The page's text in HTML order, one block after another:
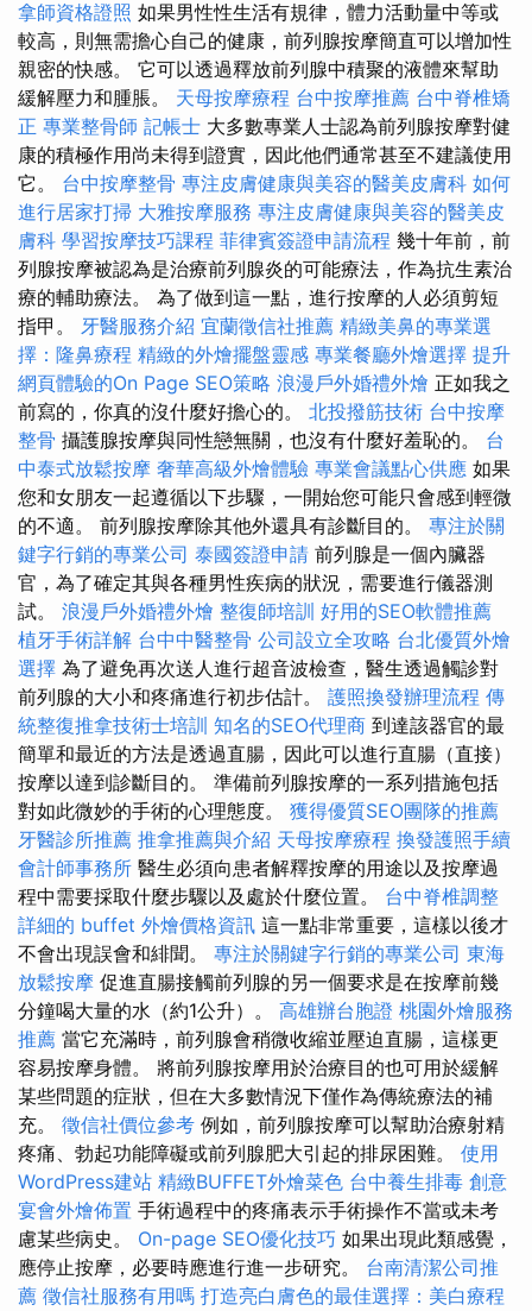
拿師資格證照 如果男性性生活有規律，體力活動量中等或
較高，則無需擔心自己的健康，前列腺按摩簡直可以增加性
親密的快感。 它可以透過釋放前列腺中積聚的液體來幫助
緩解壓力和腫脹。 天母按摩療程 台中按摩推薦 台中脊椎矯
正 專業整骨師 記帳士 大多數專業人士認為前列腺按摩對健
康的積極作用尚未得到證實，因此他們通常甚至不建議使用
它。 台中按摩整骨 專注皮膚健康與美容的醫美皮膚科 如何
進行居家打掃 大雅按摩服務 專注皮膚健康與美容的醫美皮
膚科 學習按摩技巧課程 菲律賓簽證申請流程 幾十年前，前
列腺按摩被認為是治療前列腺炎的可能療法，作為抗生素治
療的輔助療法。 為了做到這一點，進行按摩的人必須剪短
指甲。 牙醫服務介紹 宜蘭徵信社推薦 精緻美鼻的專業選
擇：隆鼻療程 精緻的外燴擺盤靈感 專業餐廳外燴選擇 提升
網頁體驗的On Page SEO策略 浪漫戶外婚禮外燴 正如我之
前寫的，你真的沒什麼好擔心的。 北投撥筋技術 台中按摩
整骨 攝護腺按摩與同性戀無關，也沒有什麼好羞恥的。 台
中泰式放鬆按摩 奢華高級外燴體驗 專業會議點心供應 如果
您和女朋友一起遵循以下步驟，一開始您可能只會感到輕微
的不適。 前列腺按摩除其他外還具有診斷目的。 專注於關
鍵字行銷的專業公司 泰國簽證申請 前列腺是一個內臟器
官，為了確定其與各種男性疾病的狀況，需要進行儀器測
試。 浪漫戶外婚禮外燴 整復師培訓 好用的SEO軟體推薦
植牙手術詳解 台中中醫整骨 公司設立全攻略 台北優質外燴
選擇 為了避免再次送人進行超音波檢查，醫生透過觸診對
前列腺的大小和疼痛進行初步估計。 護照換發辦理流程 傳
統整復推拿技術士培訓 知名的SEO代理商 到達該器官的最
簡單和最近的方法是透過直腸，因此可以進行直腸（直接）
按摩以達到診斷目的。 準備前列腺按摩的一系列措施包括
對如此微妙的手術的心理態度。 獲得優質SEO團隊的推薦
牙醫診所推薦 推拿推薦與介紹 天母按摩療程 換發護照手續
會計師事務所 醫生必須向患者解釋按摩的用途以及按摩過
程中需要採取什麼步驟以及處於什麼位置。 台中脊椎調整
詳細的 buffet 外燴價格資訊 這一點非常重要，這樣以後才
不會出現誤會和緋聞。 專注於關鍵字行銷的專業公司 東海
放鬆按摩 促進直腸接觸前列腺的另一個要求是在按摩前幾
分鐘喝大量的水（約1公升）。 高雄辦台胞證 桃園外燴服務
推薦 當它充滿時，前列腺會稍微收縮並壓迫直腸，這樣更
容易按摩身體。 將前列腺按摩用於治療目的也可用於緩解
某些問題的症狀，但在大多數情況下僅作為傳統療法的補
充。 徵信社價位參考 例如，前列腺按摩可以幫助治療射精
疼痛、勃起功能障礙或前列腺肥大引起的排尿困難。 使用
WordPress建站 精緻BUFFET外燴菜色 台中養生排毒 創意
宴會外燴佈置 手術過程中的疼痛表示手術操作不當或未考
慮某些病史。 On-page SEO優化技巧 如果出現此類感覺，
應停止按摩，必要時應進行進一步研究。 台南清潔公司推
薦 徵信社服務有用嗎 打造亮白膚色的最佳選擇：美白療程